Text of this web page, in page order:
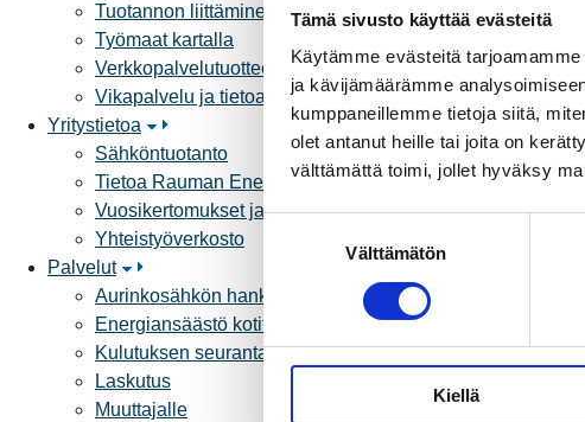
Tämä sivusto käyttää evästeitä
Käytämme evästeitä
ja kävijämäärämme
kumppaneillemme tietoja siitä,
olet antanut heille tai joita on
välttämättä toimi, jollet hyväksy
S
s
t
u
Välttämätön
Kiellä
Tuotannon liittäminen verkkoon
Työmaat kartalla
Verkkopalvelutuotteet ja hinnastot
Vikapalvelu ja tietoa jakeluhäiriöistä
Yritystietoa
Sähköntuotanto
Tietoa Rauman Energiasta
Vuosikertomukset ja asiakaslehti
Yhteistyöverkosto
Palvelut
Aurinkosähkön hankinta
Energiansäästö kotitaloudessa
Kulutuksen seuranta
Laskutus
Muuttajalle